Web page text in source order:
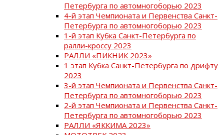
Петербурга по автомногоборью 2023
4-й этап Чемпионата и Первенства Санкт-
Петербурга по автомногоборью 2023
1-й этап Кубка Санкт-Петербурга по
ралли-кроссу 2023
РАЛЛИ «ПИКНИК 2023»
1 этап Кубка Санкт-Петербурга по дрифту
2023
3-й этап Чемпионата и Первенства Санкт-
Петербурга по автомногоборью 2023
2-й этап Чемпионата и Первенства Санкт-
Петербурга по автомногоборью 2023
РАЛЛИ «ЯККИМА 2023»